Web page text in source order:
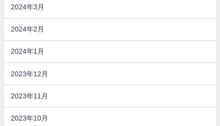
2024年3月
2024年2月
2024年1月
2023年12月
2023年11月
2023年10月